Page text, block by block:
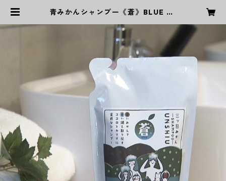
青みかんシャンプー《蒼》BLUE LA
| BLUE LAKE Project WEB STOR
E